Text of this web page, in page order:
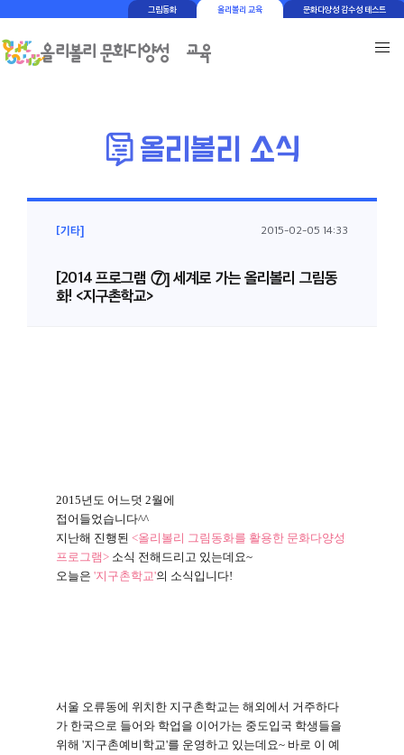
그림동화 올리볼리 교육 문화다양성 감수성 테스트
[기타] 2015-02-05 14:33
[2014 프로그램 ⑦] 세계로 가는 올리볼리 그림동
화! <지구촌학교>
2015년도 어느덧 2월에
접어들었습니다^^
지난해 진행된<올리볼리 그림동화를 활용한 문화다양성
프로그램> 소식 전해드리고 있는데요~
오늘은'지구촌학교'의 소식입니다!
서울 오류동에 위치한 지구촌학교는 해외에서 거주하다
가 한국으로 들어와 학업을 이어가는 중도입국 학생들을
위해 '지구촌예비학교'를 운영하고 있는데요~ 바로 이 예